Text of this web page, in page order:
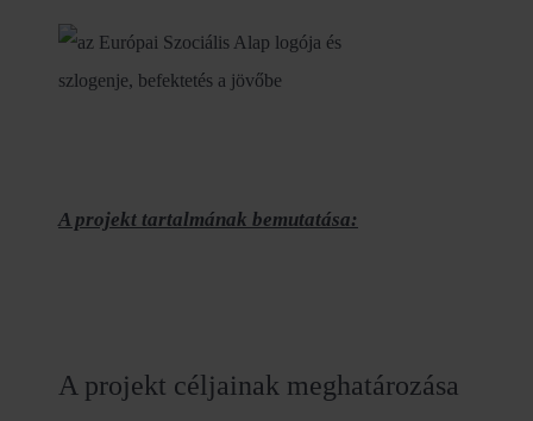
A projekt tartalmának bemutatása:
A projekt céljainak meghatározása